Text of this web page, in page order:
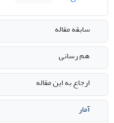
سابقه مقاله
هم رسانی
ارجاع به این مقاله
آمار